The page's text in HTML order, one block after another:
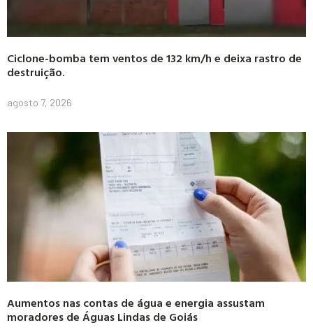
Ciclone-bomba tem ventos de 132 km/h e deixa rastro de
destruição.
agosto 7, 2026
Aumentos nas contas de água e energia assustam
moradores de Águas Lindas de Goiás